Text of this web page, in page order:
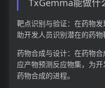
靶点识别与验证：在药物
助开发人员识别潜在的药物
药物合成与设计：在药物
应产物预测反应物集，为
药物合成的进程。